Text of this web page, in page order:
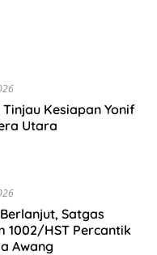
Kesiapan Yonif
Utara
Satgas
1002/HST Percantik
Awang